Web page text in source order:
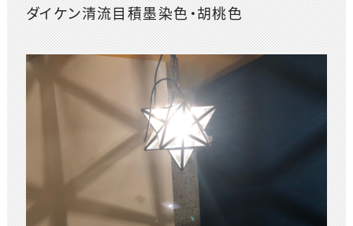
ダイケン清流目積墨染色・胡桃色